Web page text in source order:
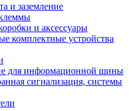
и заземление
и аксессуары
комплектные устройства
для информационной шины
сигнализация, системы